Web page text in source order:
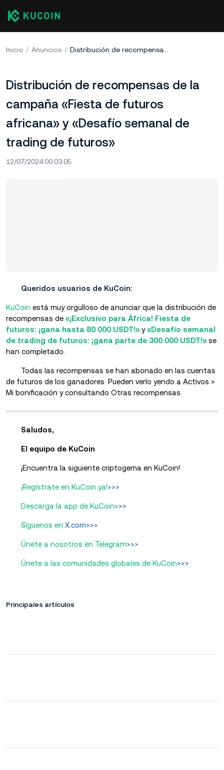
Inicio Anuncios Distribución de recompensas de la campaña «Fiesta de futuros africana» y «Desafío semanal de trading de futuros»
Distribución de recompensas de la
campaña «Fiesta de futuros
africana» y «Desafío semanal de
trading de futuros»
12/07/2024 00:03:05
Queridos usuarios de KuCoin:
KuCoin está muy orgulloso de anunciar que la distribución de
recompensas de «¡Exclusivo para África! Fiesta de
futuros: ¡gana hasta 80 000 USDT!» y«Desafío semanal
de trading de futuros: ¡gana parte de 300 000 USDT!» se
han completado.
Todas las recompensas se han abonado en las cuentas
de futuros de los ganadores. Pueden verlo yendo a Activos >
Mi bonificación y consultando Otras recompensas.
Saludos,
El equipo de KuCoin
¡Encuentra la siguiente criptogema en KuCoin!
¡Regístrate en KuCoin ya!>>>
Descarga la app de KuCoin>>>
Síguenos en X.com>>>
Únete a nosotros en Telegram>>>
Únete a las comunidades globales de KuCoin>>>
Principales artículos